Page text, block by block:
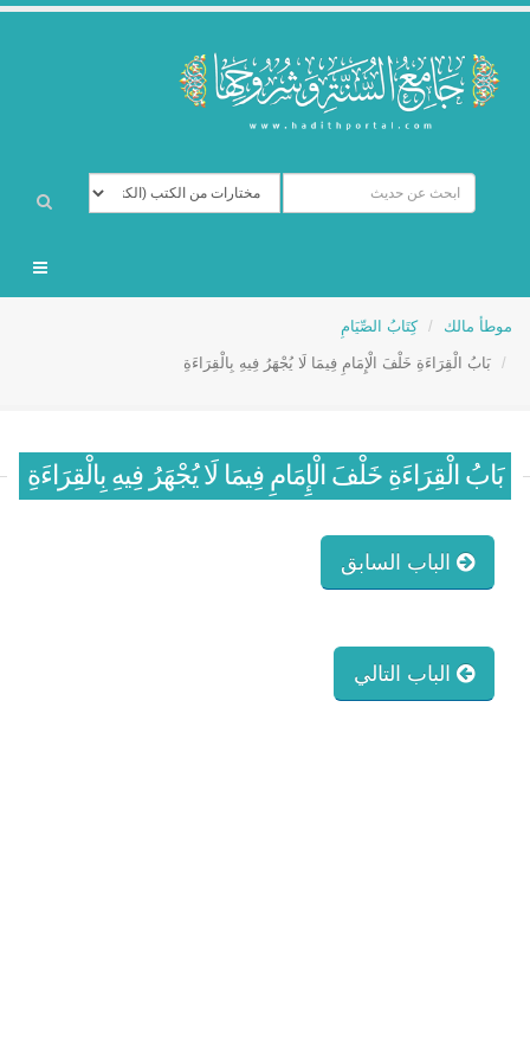
موطأ مالك كِتَابُ الصِّيَامِ
بَابُ الْقِرَاءَةِ خَلْفَ الْإِمَامِ فِيمَا لَا يُجْهَرُ فِيهِ بِالْقِرَاءَةِ
بَابُ الْقِرَاءَةِ خَلْفَ الْإِمَامِ فِيمَا لَا يُجْهَرُ فِيهِ بِالْقِرَاءَةِ
الباب السابق
الباب التالي